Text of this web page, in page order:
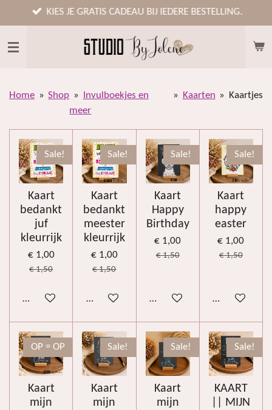
direct
naar
KIES JE GRATIS CADEAU BIJ IEDERE BESTELLING.
Home » Shop » Invulboekjes en
meer
» Kaarten » Kaartjes
Sale!
Kaart
bedankt
juf
kleurrijk
€ 1,00
€ 1,50
In winkelwagen
Sale!
Kaart
bedankt
meester
kleurrijk
€ 1,00
€ 1,50
In winkelwagen
Sale!
Kaart
Happy
Birthday
€ 1,00
€ 1,50
In winkelwagen
Sale!
Kaart
happy
easter
€ 1,00
€ 1,50
In
OP = OP
Kaart
mijn
Sale!
Kaart
mijn
Sale!
Kaart
mijn
Sale!
KAART
|| MIJN